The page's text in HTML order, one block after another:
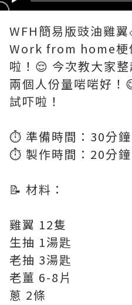
WFH簡易版豉油雞翼
Work from home梗
啦！😌 今次教大家
兩個人份量啱啱好！
試吓啦！
⏱️ 準備時間：30分鐘
⏱️ 製作時間：20分鐘
📝 材料：
雞翼 12隻
生抽 1湯匙
老抽 3湯匙
老薑 6-8片
蔥 2條